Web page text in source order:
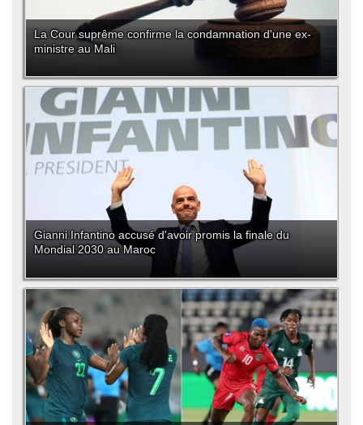
La Cour suprême confirme la condamnation d'une ex-
ministre au Mali
Gianni Infantino accusé d'avoir promis la finale du
Mondial 2030 au Maroc